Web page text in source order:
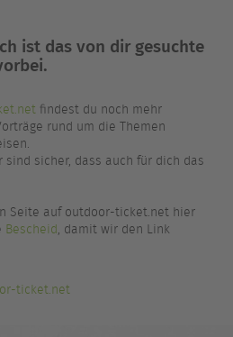
ist das von dir gesuchte
findest du noch mehr
rund um die Themen
sind sicher, dass auch für dich das
Seite auf outdoor-ticket.net hier
Bescheid, damit wir den Link
ticket.net